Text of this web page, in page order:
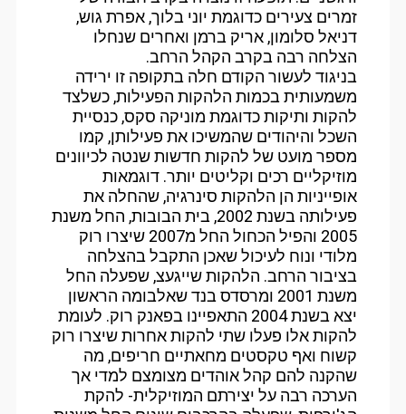
זמרים צעירים כדוגמת יוני בלוך, אפרת גוש,
דניאל סלומון, אריק ברמן ואחרים שנחלו
הצלחה רבה בקרב הקהל הרחב.
בניגוד לעשור הקודם חלה בתקופה זו ירידה
משמעותית בכמות הלהקות הפעילות, כשלצד
להקות ותיקות כדוגמת מוניקה סקס, כנסיית
השכל והיהודים שהמשיכו את פעילותן, קמו
מספר מועט של להקות חדשות שנטה לכיוונים
מוזיקליים רכים וקליטים יותר. דוגמאות
אופייניות הן הלהקות סינרגיה, שהחלה את
פעילותה בשנת 2002, בית הבובות, החל משנת
2005 והפיל הכחול החל מ2007 שיצרו רוק
מלודי ונוח לעיכול שאכן התקבל בהצלחה
בציבור הרחב. הלהקות שייגעצ, שפעלה החל
משנת 2001 ומרסדס בנד שאלבומה הראשון
יצא בשנת 2004 התאפיינו בפאנק רוק. לעומת
להקות אלו פעלו שתי להקות אחרות שיצרו רוק
קשוח ואף טקסטים מחאתיים חריפים, מה
שהקנה להם קהל אוהדים מצומצם למדי אך
הערכה רבה על יצירתם המוזיקלית- להקת